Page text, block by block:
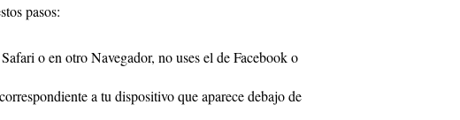
pasos:
o en otro Navegador, no uses el de Facebook o
a tu dispositivo que aparece debajo de